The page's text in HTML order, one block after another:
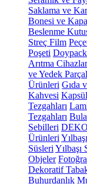
Saklama ve
Bonesi ve
Beslenme
Streç Film
Poşeti Doypack
Arıtma
ve Yedek
Ürünleri Gıda
Kahvesi
Tezgahları
Tezgahları
Sebilleri
Ürünleri
Süsleri Yılbaşı
Objeler
Dekoratif
Buhurdanlık